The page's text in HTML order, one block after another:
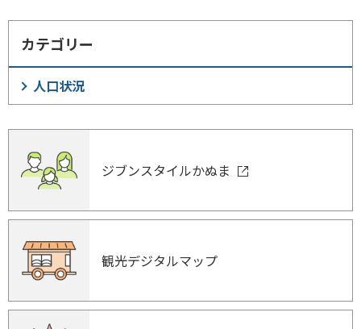
カテゴリー
人口状況
ジブンスタイルかぬま
観光デジタルマップ